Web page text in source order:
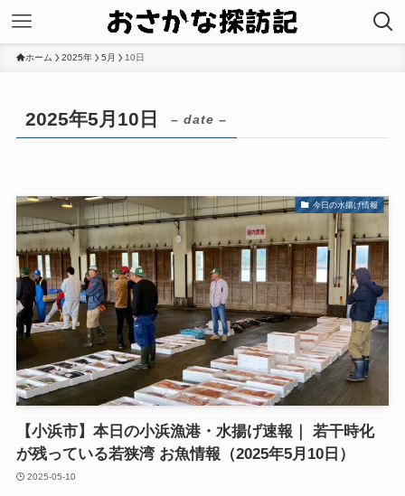
ホーム 2025年 5月 10日
2025年5月10日 – date –
今日の水揚げ情報
【小浜市】本日の小浜漁港・水揚げ速報｜ 若干時化
が残っている若狭湾 お魚情報（2025年5月10日）
2025-05-10